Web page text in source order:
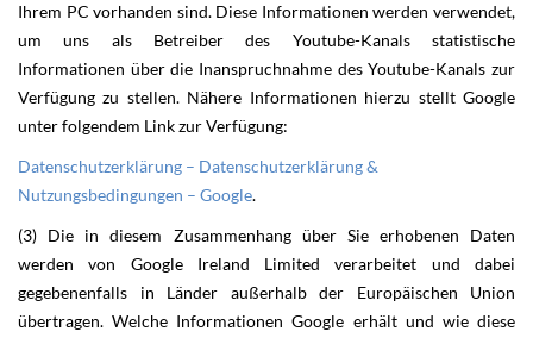
Ihrem PC vorhanden sind. Diese Informationen werden verwendet,
um uns als Betreiber des Youtube-Kanals statistische
Informationen über die Inanspruchnahme des Youtube-Kanals zur
Verfügung zu stellen. Nähere Informationen hierzu stellt Google
unter folgendem Link zur Verfügung:
Datenschutzerklärung – Datenschutzerklärung &
Nutzungsbedingungen – Google.
(3) Die in diesem Zusammenhang über Sie erhobenen Daten
werden von Google Ireland Limited verarbeitet und dabei
gegebenenfalls in Länder außerhalb der Europäischen Union
übertragen. Welche Informationen Google erhält und wie diese